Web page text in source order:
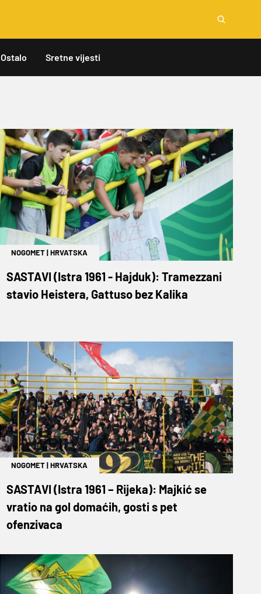
Ostalo Sretne vijesti
NOGOMET|HRVATSKA
SASTAVI (Istra 1961 - Hajduk): Tramezzani
stavio Heistera, Gattuso bez Kalika
NOGOMET|HRVATSKA
SASTAVI (Istra 1961 – Rijeka): Majkić se
vratio na gol domaćih, gosti s pet
ofenzivaca